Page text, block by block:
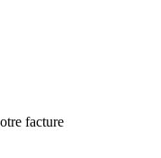
facture